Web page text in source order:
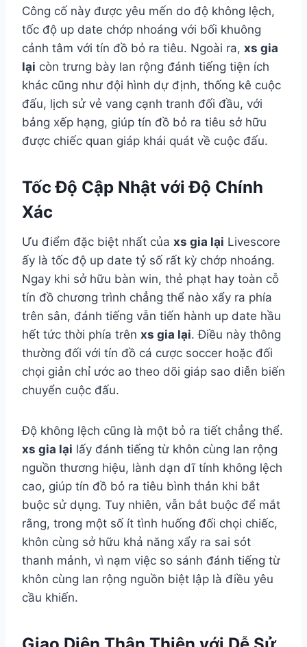
Công cố này được yêu mến do độ không lệch,
tốc độ up date chớp nhoáng với bối khuông
cảnh tâm với tín đồ bỏ ra tiêu. Ngoài ra, xs gia
lại còn trưng bày lan rộng đánh tiếng tiện ích
khác cũng như đội hình dự định, thống kê cuộc
đấu, lịch sử vẻ vang cạnh tranh đối đầu, với
bảng xếp hạng, giúp tín đồ bỏ ra tiêu sở hữu
được chiếc quan giáp khái quát về cuộc đấu.
Tốc Độ Cập Nhật với Độ Chính
Xác
Ưu điểm đặc biệt nhất của xs gia lại Livescore
ấy là tốc độ up date tỷ số rất kỳ chớp nhoáng.
Ngay khi sở hữu bàn win, thẻ phạt hay toàn cỗ
tín đồ chương trình chẳng thể nào xẩy ra phía
trên sân, đánh tiếng vẫn tiến hành up date hầu
hết tức thời phía trên xs gia lại. Điều này thông
thường đối với tín đồ cá cược soccer hoặc đối
chọi giản chỉ ước ao theo dõi giáp sao diễn biến
chuyển cuộc đấu.
Độ không lệch cũng là một bỏ ra tiết chẳng thể.
xs gia lại lấy đánh tiếng từ khôn cùng lan rộng
nguồn thương hiệu, lành dạn dĩ tính không lệch
cao, giúp tín đồ bỏ ra tiêu bình thản khi bắt
buộc sử dụng. Tuy nhiên, vẫn bắt buộc để mắt
rằng, trong một số ít tình huống đối chọi chiếc,
khôn cùng sở hữu khả năng xẩy ra sai sót
thanh mảnh, vì nạm việc so sánh đánh tiếng từ
khôn cùng lan rộng nguồn biệt lập là điều yêu
cầu khiến.